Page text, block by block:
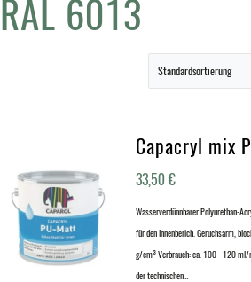
RAL 6013
Capacryl mix
33,50€
Wasserverdünnbarer Polyurethan-
für den Innenberich. Geruchsarm,
g/cm³ Verbrauch: ca. 100 - 120
der technischen…